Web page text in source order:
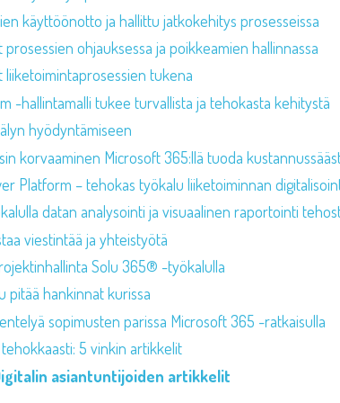
käyttöönotto ja hallittu jatkokehitys prosesseissa
prosessien ohjauksessa ja poikkeamien hallinnassa
liiketoimintaprosessien tukena
-hallintamalli tukee turvallista ja tehokasta kehitystä
hyödyntämiseen
korvaaminen Microsoft 365:llä tuoda
Platform – tehokas työkalu liiketoiminnan
datan analysointi ja visuaalinen raportointi
viestintää ja yhteistyötä
Solu 365® -työkalulla
pitää hankinnat kurissa
sopimusten parissa Microsoft 365 -ratkaisulla
5 vinkin artikkelit
asiantuntijoiden artikkelit